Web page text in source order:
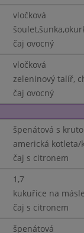
vločková
čaj ovocný
vločková
zeleninový talíř,
čaj ovocný
špenátová s
americká kotleta/
čaj s citronem
1,7
kukuřice na
čaj s citronem
špenátová